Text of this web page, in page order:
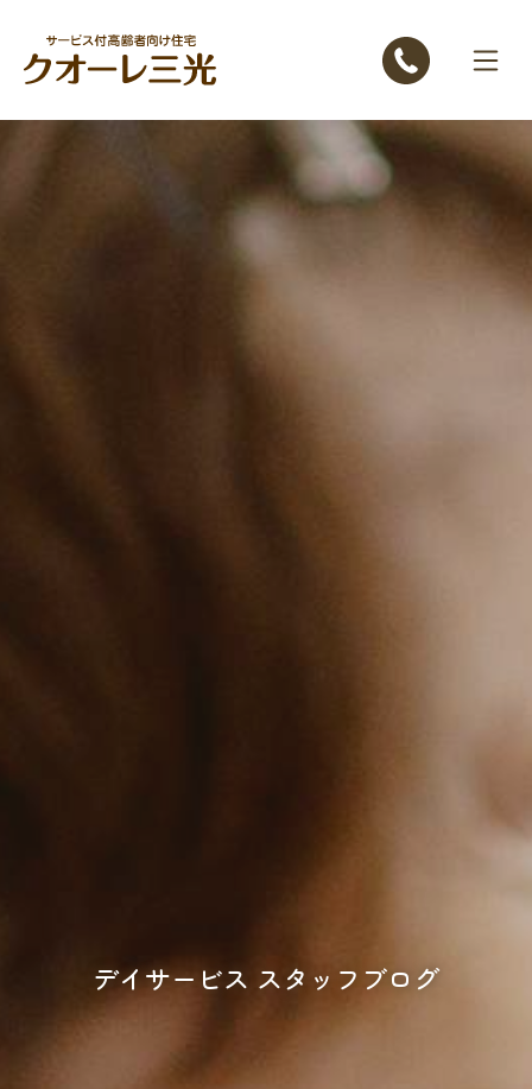
デイサービス スタッフブログ